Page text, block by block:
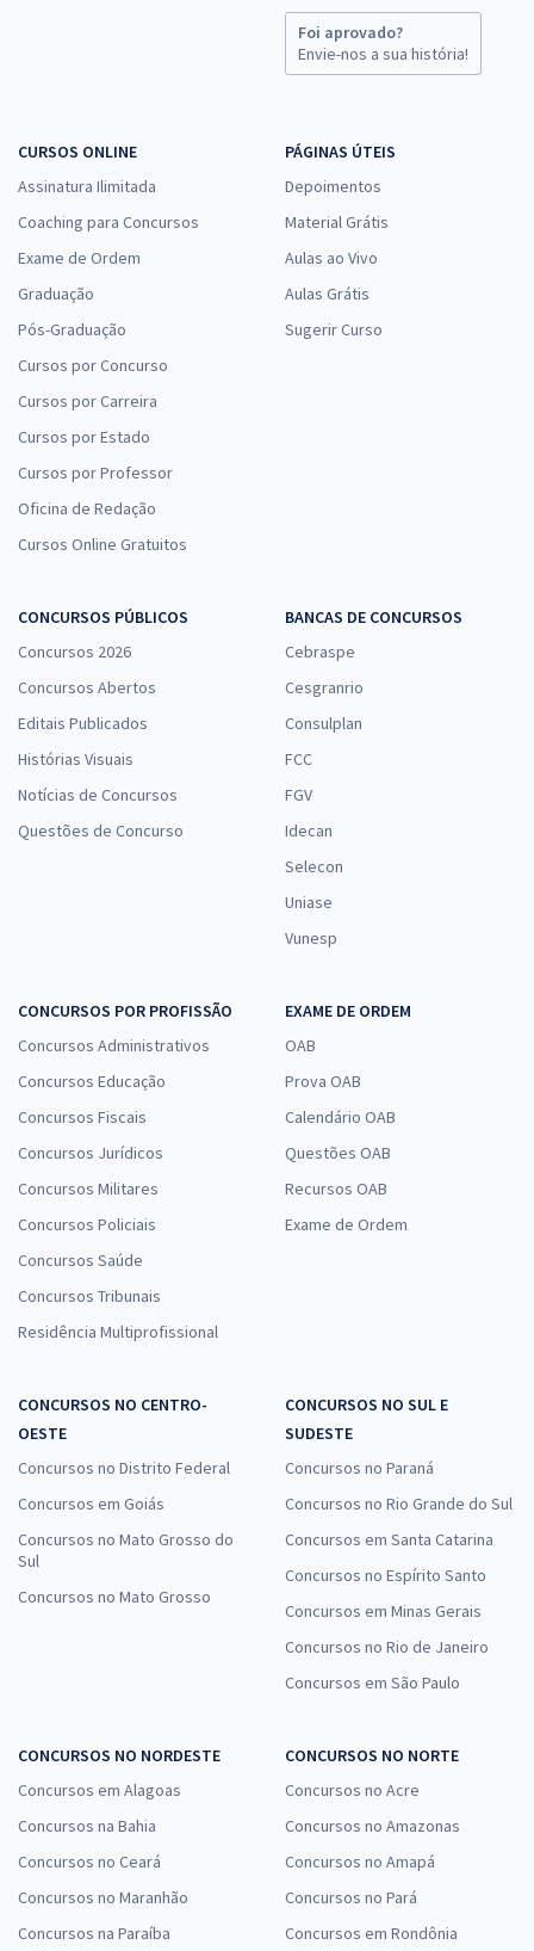
Foi aprovado?
Envie-nos a sua história!
CURSOS ONLINE
Assinatura Ilimitada
Coaching para Concursos
Exame de Ordem
Graduação
Pós-Graduação
Cursos por Concurso
Cursos por Carreira
Cursos por Estado
Cursos por Professor
Oficina de Redação
Cursos Online Gratuitos
PÁGINAS ÚTEIS
Depoimentos
Material Grátis
Aulas ao Vivo
Aulas Grátis
Sugerir Curso
CONCURSOS PÚBLICOS
Concursos 2026
Concursos Abertos
Editais Publicados
Histórias Visuais
Notícias de Concursos
Questões de Concurso
BANCAS DE CONCURSOS
Cebraspe
Cesgranrio
Consulplan
FCC
FGV
Idecan
Selecon
Uniase
Vunesp
CONCURSOS POR PROFISSÃO
Concursos Administrativos
Concursos Educação
Concursos Fiscais
Concursos Jurídicos
Concursos Militares
Concursos Policiais
Concursos Saúde
Concursos Tribunais
Residência Multiprofissional
EXAME DE ORDEM
OAB
Prova OAB
Calendário OAB
Questões OAB
Recursos OAB
Exame de Ordem
CONCURSOS NO CENTRO-
OESTE
Concursos no Distrito Federal
Concursos em Goiás
Concursos no Mato Grosso do
Sul
Concursos no Mato Grosso
CONCURSOS NO SUL E
SUDESTE
Concursos no Paraná
Concursos no Rio Grande do Sul
Concursos em Santa Catarina
Concursos no Espírito Santo
Concursos em Minas Gerais
Concursos no Rio de Janeiro
Concursos em São Paulo
CONCURSOS NO NORDESTE
Concursos em Alagoas
Concursos na Bahia
Concursos no Ceará
Concursos no Maranhão
Concursos na Paraíba
CONCURSOS NO NORTE
Concursos no Acre
Concursos no Amazonas
Concursos no Amapá
Concursos no Pará
Concursos em Rondônia